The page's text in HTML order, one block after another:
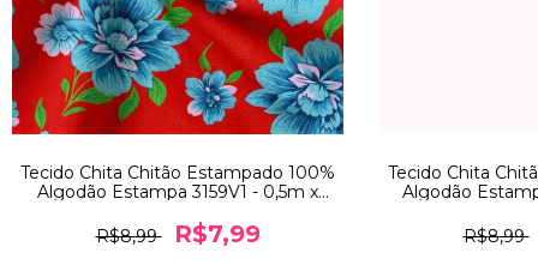
Tecido Chita Chitão Estampado 100%
Algodão Estampa 3159V1 - 0,5m x
R$8,99
R$7,99
Tecido Chita
Algodão
R$8,99